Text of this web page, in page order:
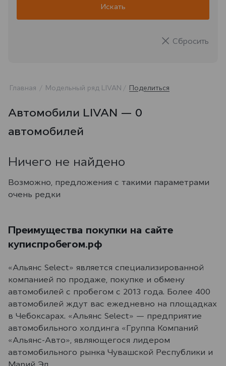
Сбросить
Искать
Главная Модельный ряд LIVAN Поделиться
Автомобили LIVAN — 0
автомобилей
Ничего не найдено
Возможно, предложения с такими параметрами
очень редки
Преимущества покупки на сайте
куписпробегом.рф
«Альянс Select» является специализированной
компанией по продаже, покупке и обмену
автомобилей с пробегом с 2013 года. Более 400
автомобилей ждут вас ежедневно на площадках
в Чебоксарах. «Альянс Select» — предприятие
автомобильного холдинга «Группа Компаний
«Альянс-Авто», являющегося лидером
автомобильного рынка Чувашской Республики и
Марий Эл.